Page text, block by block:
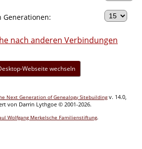
Generationen:
nach anderen Verbindungen
Webseite wechseln
Next Generation of Genealogy Sitebuildingv. 14.0,
von Darrin Lythgoe © 2001-2026.
Wolfgang Merkelsche Familienstiftung.